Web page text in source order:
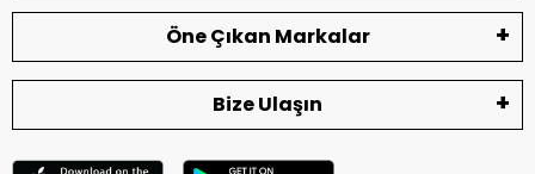
Öne Çıkan Markalar
Bize Ulaşın